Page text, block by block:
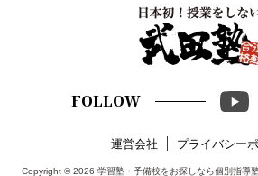
FOLLOW
運営会社 プライバシー
Copyright © 2026 学習塾・予備校をお探しなら個別指導塾